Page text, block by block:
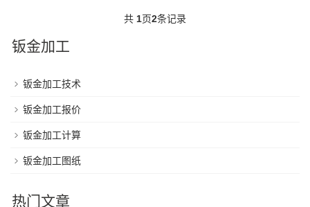
共 1页2条记录
钣金加工
钣金加工技术
钣金加工报价
钣金加工计算
钣金加工图纸
热门文章